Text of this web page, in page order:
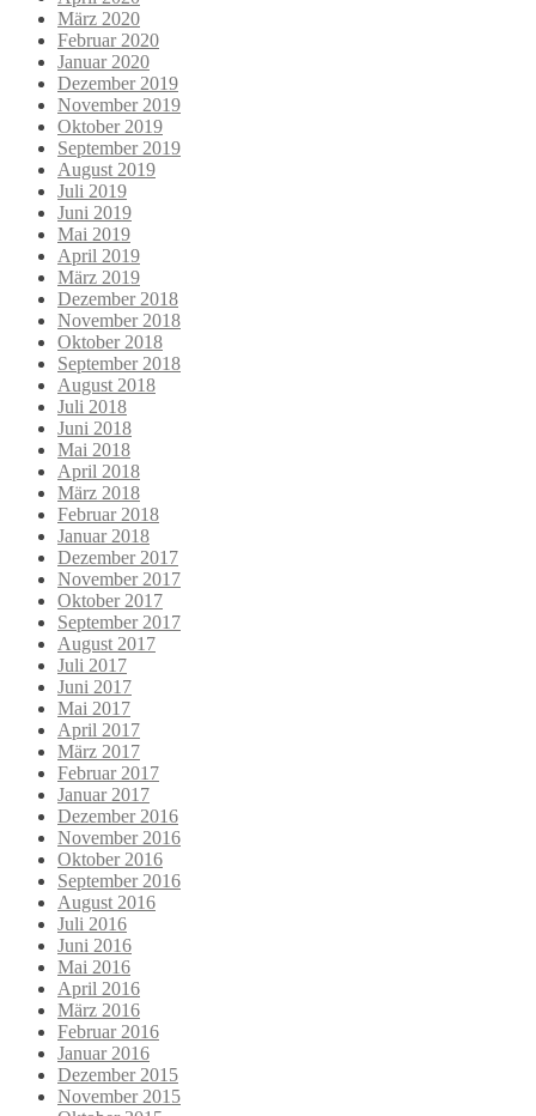
März 2020
Februar 2020
Januar 2020
Dezember 2019
November 2019
Oktober 2019
September 2019
August 2019
Juli 2019
Juni 2019
Mai 2019
April 2019
März 2019
Dezember 2018
November 2018
Oktober 2018
September 2018
August 2018
Juli 2018
Juni 2018
Mai 2018
April 2018
März 2018
Februar 2018
Januar 2018
Dezember 2017
November 2017
Oktober 2017
September 2017
August 2017
Juli 2017
Juni 2017
Mai 2017
April 2017
März 2017
Februar 2017
Januar 2017
Dezember 2016
November 2016
Oktober 2016
September 2016
August 2016
Juli 2016
Juni 2016
Mai 2016
April 2016
März 2016
Februar 2016
Januar 2016
Dezember 2015
November 2015